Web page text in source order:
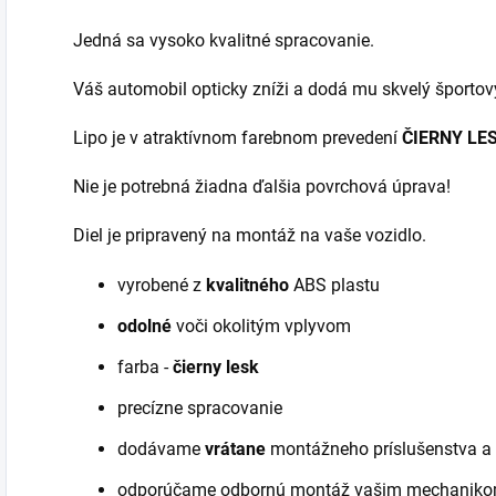
Jedná sa vysoko kvalitné spracovanie.
Váš automobil opticky zníži a dodá mu skvelý
Lipo je v atraktívnom farebnom prevedení ČIERNY
Nie je potrebná žiadna ďalšia povrchová úprava!
Diel je pripravený na montáž na vaše vozidlo.
vyrobené z kvalitného ABS plastu
odolné voči okolitým vplyvom
farba -čierny lesk
precízne spracovanie
dodávame vrátane montážneho príslušenstva
odporúčame odbornú montáž vašim